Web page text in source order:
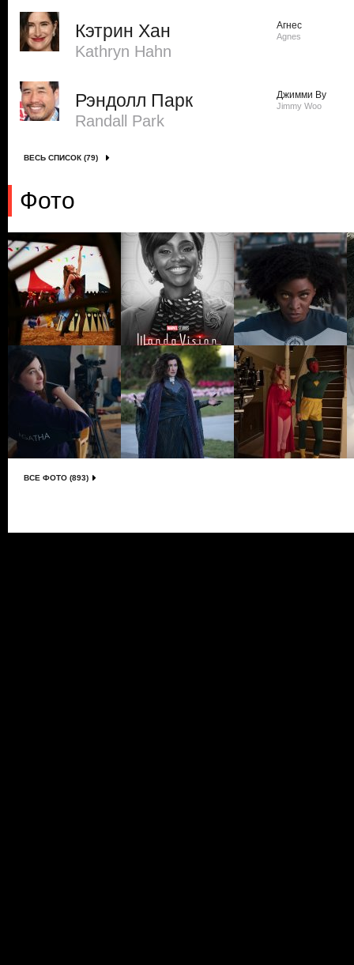
Кэтрин Хан
Kathryn Hahn
Агнес
Agnes
Рэндолл Парк
Randall Park
Джимми Ву
Jimmy Woo
ВЕСЬ СПИСОК (79)
Фото
ВСЕ ФОТО (893)